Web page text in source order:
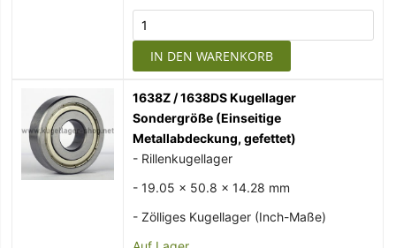
IN DEN WARENKORB
1638Z / 1638DS Kugellager
Sondergröße (Einseitige
Metallabdeckung, gefettet)
- Rillenkugellager
- 19.05 x 50.8 x 14.28 mm
- Zölliges Kugellager (Inch-Maße)